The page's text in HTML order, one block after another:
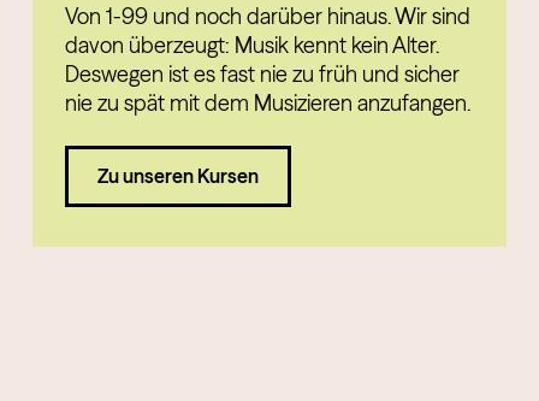
Von 1-99 und noch darüber hinaus. Wir sind
davon überzeugt: Musik kennt kein Alter.
Deswegen ist es fast nie zu früh und sicher
nie zu spät mit dem Musizieren anzufangen.
Zu unseren Kursen